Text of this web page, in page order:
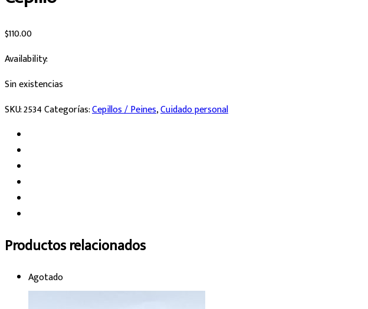
$110.00
Availability:
Sin existencias
SKU:2534Categorías:Cepillos / Peines,Cuidado personal
Productos relacionados
Agotado